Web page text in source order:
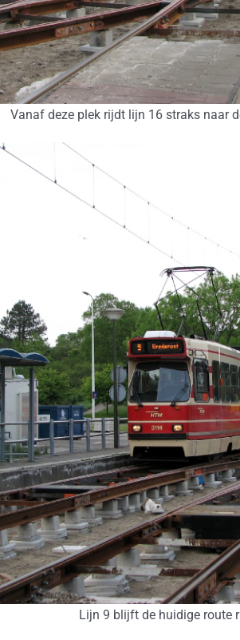
Vanaf deze plek rijdt lijn 16 straks naar
Lijn 9 blijft de huidige route